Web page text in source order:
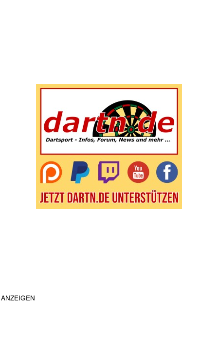
ANZEIGEN